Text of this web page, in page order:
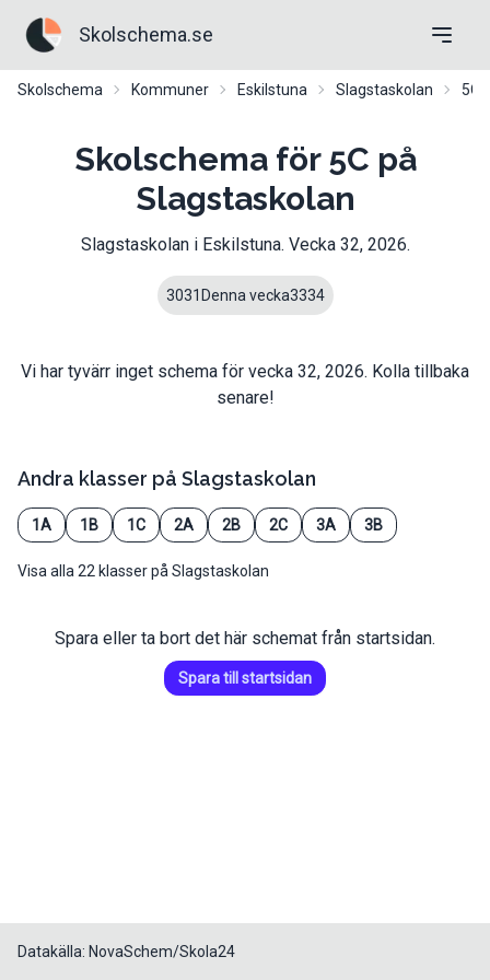
Skolschema.se
Skolschema Kommuner Eskilstuna Slagstaskolan 5C
Skolschema för 5C på
Slagstaskolan
Slagstaskolani Eskilstuna. Vecka 32, 2026.
3031 Denna vecka3334
Vi har tyvärr inget schema för vecka 32, 2026. Kolla tillbaka
senare!
Andra klasser på Slagstaskolan
1A 1B 1C 2A 2B 2C 3A 3B
Visa alla 22 klasser på Slagstaskolan
Spara eller ta bort det här schemat från startsidan.
Spara till startsidan
Datakälla: NovaSchem/Skola24